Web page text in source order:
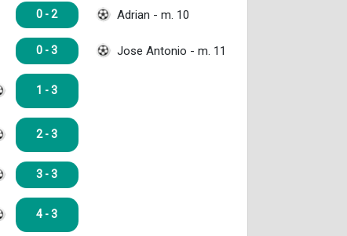
0 - 2 Adrian - m. 10
0 - 3 Jose Antonio - m. 11
1 - 3
2 - 3
3 - 3
4 - 3